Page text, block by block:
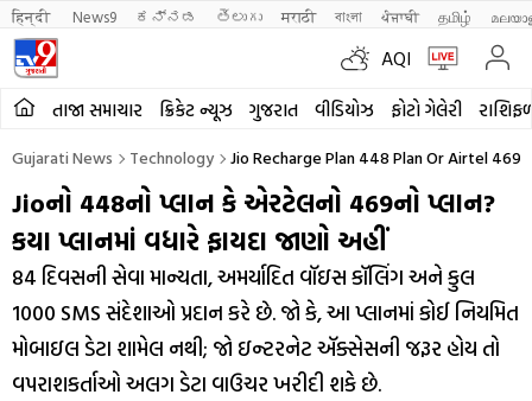
हिन्दी News9 ಕನ್ನಡ తెలుగు मराठी বাংলা ਪੰਜਾਬੀ தமிழ்
AQI
તાજા સમાચાર ક્રિકેટ ન્યૂઝ ગુજરાત વીડિયોઝ ફોટો ગેલેરી
Gujarati News Technology Jio Recharge Plan 448 Plan Or Airtel 469
Jioનો ₹448નો પ્લાન કે એરટેલનો ₹469નો પ્લાન?
કયા પ્લાનમાં વધારે ફાયદા જાણો અહીં
84 દિવસની સેવા માન્યતા, અમર્યાદિત વૉઇસ કૉલિંગ અને કુલ
1000 SMS સંદેશાઓ પ્રદાન કરે છે. જો કે, આ પ્લાનમાં કોઈ નિયમિત
મોબાઇલ ડેટા શામેલ નથી; જો ઇન્ટરનેટ ઍક્સેસની જરૂર હોય તો
વપરાશકર્તાઓ અલગ ડેટા વાઉચર ખરીદી શકે છે.